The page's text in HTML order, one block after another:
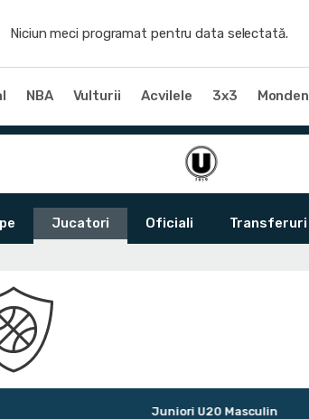
Niciun meci programat pentru data selectată.
NBA Vulturii Acvilele 3x3 Monden
Jucatori Oficiali Transferuri
Juniori U20 Masculin